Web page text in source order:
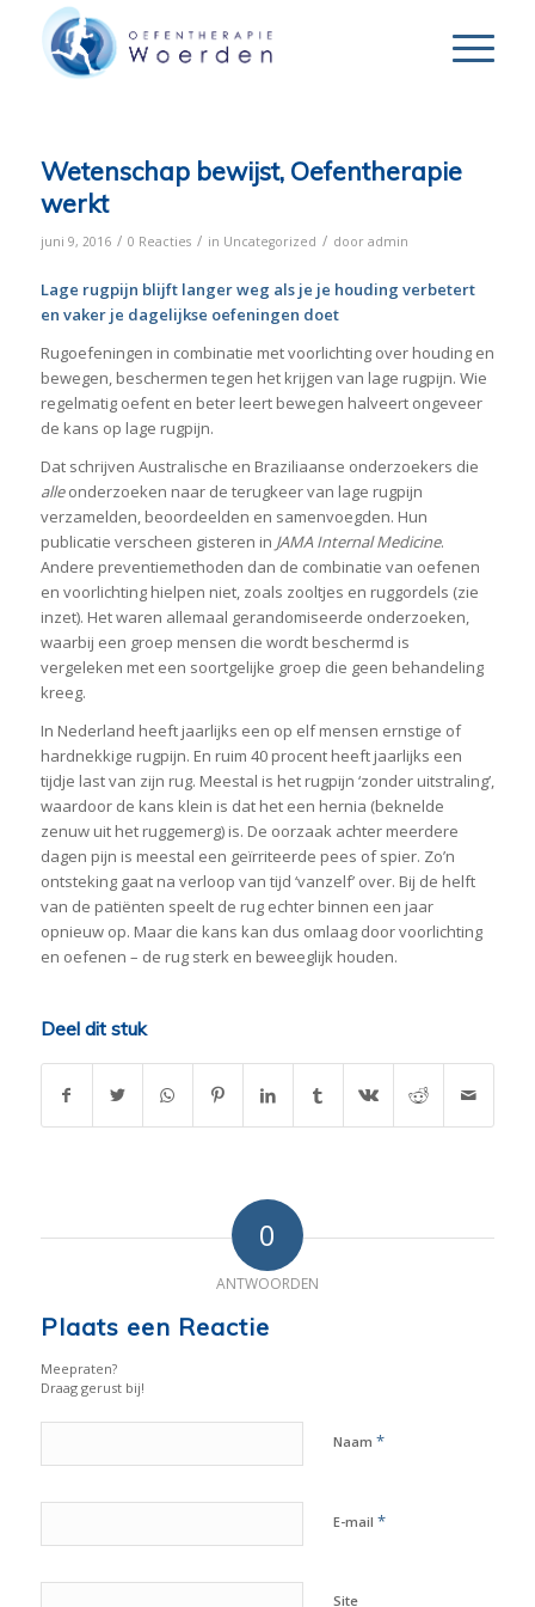
Wetenschap bewijst, Oefentherapie
werkt
juni 9, 2016 / 0 Reacties / in Uncategorized / door admin
Lage rugpijn blijft langer weg als je je houding verbetert
en vaker je dagelijkse oefeningen doet
Rugoefeningen in combinatie met voorlichting over houding en
bewegen, beschermen tegen het krijgen van lage rugpijn. Wie
regelmatig oefent en beter leert bewegen halveert ongeveer
de kans op lage rugpijn.
Dat schrijven Australische en Braziliaanse onderzoekers die
alleonderzoeken naar de terugkeer van lage rugpijn
verzamelden, beoordeelden en samenvoegden. Hun
publicatie verscheen gisteren in JAMA Internal Medicine.
Andere preventiemethoden dan de combinatie van oefenen
en voorlichting hielpen niet, zoals zooltjes en ruggordels (zie
inzet). Het waren allemaal gerandomiseerde onderzoeken,
waarbij een groep mensen die wordt beschermd is
vergeleken met een soortgelijke groep die geen behandeling
kreeg.
In Nederland heeft jaarlijks een op elf mensen ernstige of
hardnekkige rugpijn. En ruim 40 procent heeft jaarlijks een
tijdje last van zijn rug. Meestal is het rugpijn ‘zonder uitstraling’,
waardoor de kans klein is dat het een hernia (beknelde
zenuw uit het ruggemerg) is. De oorzaak achter meerdere
dagen pijn is meestal een geïrriteerde pees of spier. Zo’n
ontsteking gaat na verloop van tijd ‘vanzelf’ over. Bij de helft
van de patiënten speelt de rug echter binnen een jaar
opnieuw op. Maar die kans kan dus omlaag door voorlichting
en oefenen – de rug sterk en beweeglijk houden.
Deel dit stuk
0
ANTWOORDEN
Plaats een Reactie
Meepraten?
Draag gerust bij!
Naam *
E-mail *
Site